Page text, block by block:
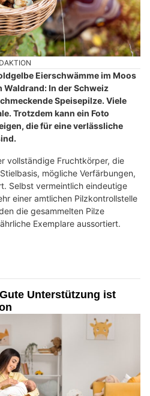
Eierschwämme im Moos
Waldrand: In der Schweiz
Speisepilze. Viele
Trotzdem kann ein Foto
die für eine verlässliche
vollständige Fruchtkörper, die
mögliche Verfärbungen,
Selbst vermeintlich eindeutige
einer amtlichen Pilzkontrollstelle
die gesammelten Pilze
Exemplare aussortiert.
Unterstützung ist